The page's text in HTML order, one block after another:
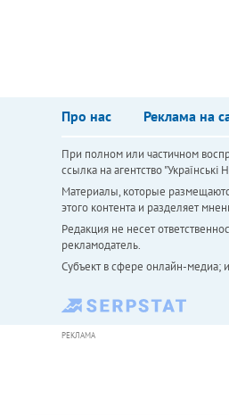
Про нас Реклама на
При полном или частичном
ссылка на агентство
Материалы, которые
этого контента и разделяет
Редакция не несет
рекламодатель.
Субъект в сфере онлайн-медиа;
РЕКЛАМА